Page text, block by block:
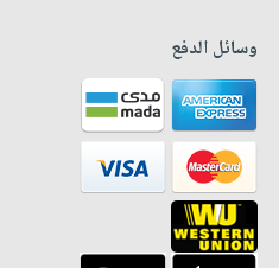
وسائل الدفع